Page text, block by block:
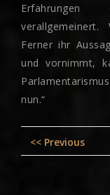
Erfahrungen
verallgemeinert.
Ferner ihr
und vornimmt,
nun.“
Post
<< Previous